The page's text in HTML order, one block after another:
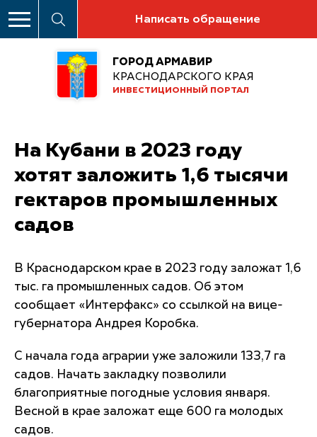
Написать обращение
ГОРОД АРМАВИР
КРАСНОДАРСКОГО КРАЯ
ИНВЕСТИЦИОННЫЙ ПОРТАЛ
На Кубани в 2023 году
хотят заложить 1,6 тысячи
гектаров промышленных
садов
В Краснодарском крае в 2023 году заложат 1,6
тыс. га промышленных садов. Об этом
сообщает «Интерфакс» со ссылкой на вице-
губернатора Андрея Коробка.
С начала года аграрии уже заложили 133,7 га
садов. Начать закладку позволили
благоприятные погодные условия января.
Весной в крае заложат еще 600 га молодых
садов.